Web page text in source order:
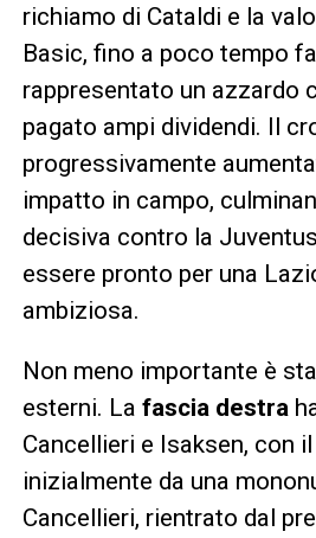
richiamo di Cataldi e la
Basic, fino a poco tempo
rappresentato un azzardo
pagato ampi dividendi. Il
progressivamente
impatto in campo,
decisiva contro la
essere pronto per una
ambiziosa.
Non meno importante è
esterni. La fascia destra
Cancellieri e Isaksen, con
inizialmente da una
Cancellieri, rientrato dal